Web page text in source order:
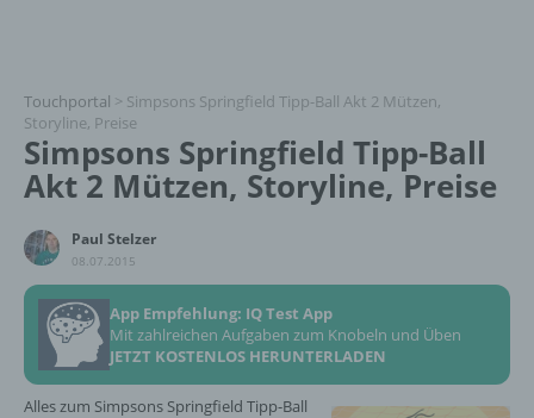
Touchportal > Simpsons Springfield Tipp-Ball Akt 2 Mützen,
Storyline, Preise
Simpsons Springfield Tipp-Ball
Akt 2 Mützen, Storyline, Preise
Paul Stelzer
08.07.2015
App Empfehlung: IQ Test App
Mit zahlreichen Aufgaben zum Knobeln und Üben
JETZT KOSTENLOS HERUNTERLADEN
Alles zum Simpsons Springfield Tipp-Ball